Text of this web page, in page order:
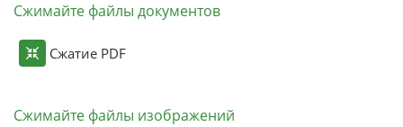
Сжимайте файлы документов
Сжатие PDF
Сжимайте файлы изображений